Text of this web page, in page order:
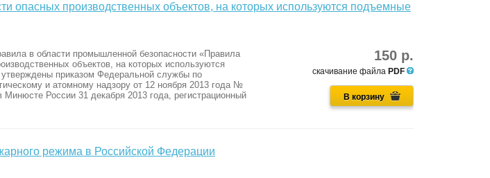
опасных производственных объектов, на которых используются подъемные
150 р.
скачивание файла PDF
В корзину
в области промышленной безопасности «Правила
объектов, на которых используются
приказом Федеральной службы по
и атомному надзору от 12 ноября 2013 года №
Минюсте России 31 декабря 2013 года, регистрационный
режима в Российской Федерации